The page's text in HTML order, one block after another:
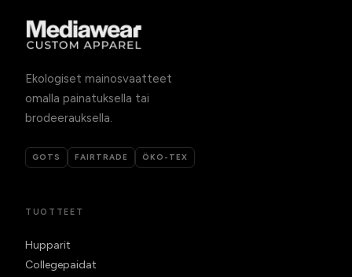
Ekologiset mainosvaatteet
omalla painatuksella tai
brodeerauksella.
GOTS FAIRTRADE ÖKO-TEX
TUOTTEET
Hupparit
Collegepaidat